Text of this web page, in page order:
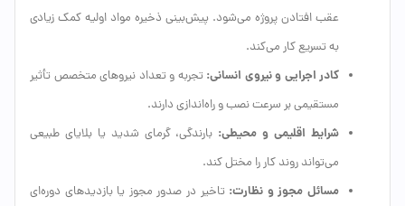
عقب افتادن پروژه می‌شود. پیش‌بینی ذخیره مواد اولیه کمک زیادی
به تسریع کار می‌کند.
کادر اجرایی و نیروی انسانی: تجربه و تعداد نیروهای متخصص تأثیر
مستقیمی بر سرعت نصب و راه‌اندازی دارند.
شرایط اقلیمی و محیطی: بارندگی، گرمای شدید یا بلایای طبیعی
می‌تواند روند کار را مختل کند.
مسائل مجوز و نظارت: تاخیر در صدور مجوز یا بازدیدهای دوره‌ای